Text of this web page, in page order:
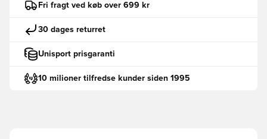
Fri fragt ved køb over 699 kr
30 dages returret
Unisport prisgaranti
10 milioner tilfredse kunder siden 1995